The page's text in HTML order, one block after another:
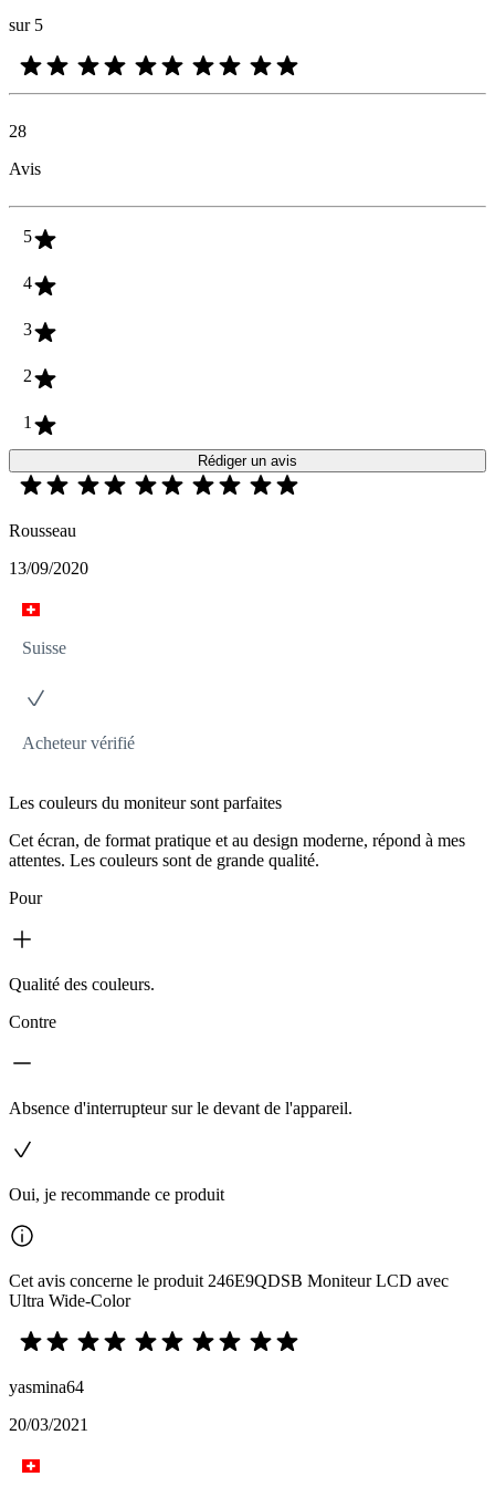
sur 5
28
Avis
5
4
3
2
1
Rédiger un avis
Rousseau
13/09/2020
Suisse
Acheteur vérifié
Les couleurs du moniteur sont parfaites
Cet écran, de format pratique et au design moderne, répond à mes
attentes. Les couleurs sont de grande qualité.
Pour
Qualité des couleurs.
Contre
Absence d'interrupteur sur le devant de l'appareil.
Oui, je recommande ce produit
Cet avis concerne le produit 246E9QDSB Moniteur LCD avec
Ultra Wide-Color
yasmina64
20/03/2021